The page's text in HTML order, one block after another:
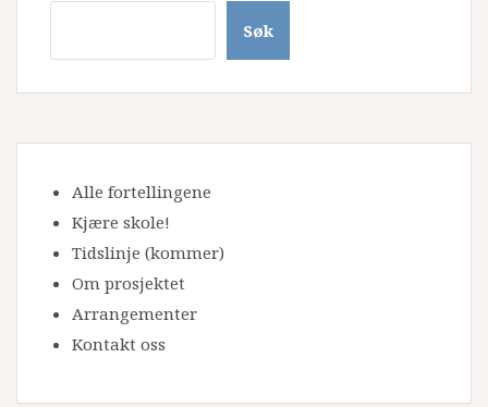
Søk
Alle fortellingene
Kjære skole!
Tidslinje (kommer)
Om prosjektet
Arrangementer
Kontakt oss